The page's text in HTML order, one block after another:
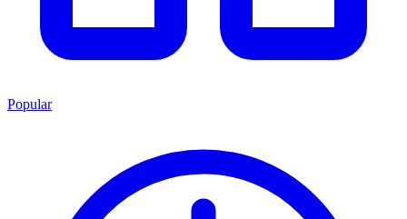
Popular